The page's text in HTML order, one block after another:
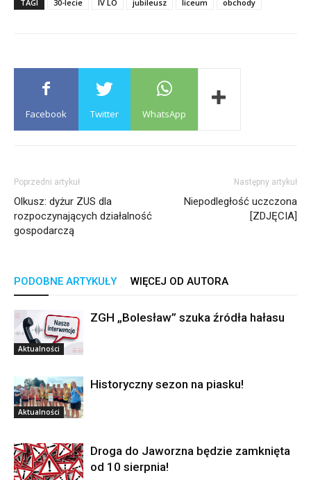
TAGI 30-lecie IV LO jubileusz liceum obchody
Facebook Twitter WhatsApp
Poprzedni artykuł
Olkusz: dyżur ZUS dla
rozpoczynających działalność
gospodarczą
Następny artykuł
Niepodległość uczczona
[ZDJĘCIA]
PODOBNE ARTYKUŁY WIĘCEJ OD AUTORA
Aktualności
ZGH „Bolesław” szuka źródła hałasu
Aktualności
Historyczny sezon na piasku!
Droga do Jaworzna będzie zamknięta
od 10 sierpnia!